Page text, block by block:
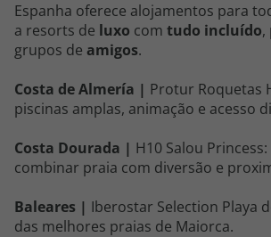
Espanha oferece alojamentos para
a resorts de luxo com tudo incluído,
grupos de amigos.
Costa de Almería | Protur Roquetas
piscinas amplas, animação e acesso
Costa Dourada | H10 Salou
combinar praia com diversão e
Baleares | Iberostar Selection Playa
das melhores praias de Maiorca.